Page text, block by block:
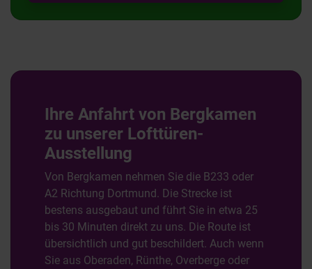
Ihre Anfahrt von Bergkamen
zu unserer Lofttüren-
Ausstellung
Von Bergkamen nehmen Sie die B233 oder
A2 Richtung Dortmund. Die Strecke ist
bestens ausgebaut und führt Sie in etwa 25
bis 30 Minuten direkt zu uns. Die Route ist
übersichtlich und gut beschildert. Auch wenn
Sie aus Oberaden, Rünthe, Overberge oder